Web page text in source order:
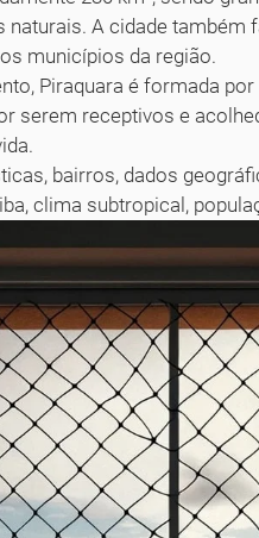
A cidade também
municípios da região.
Piraquara é formada
serem receptivos e
bairros, dados
clima subtropical,